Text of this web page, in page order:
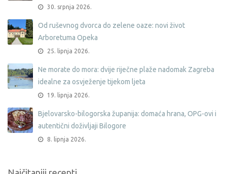
30. srpnja 2026.
Od ruševnog dvorca do zelene oaze: novi život
Arboretuma Opeka
25. lipnja 2026.
Ne morate do mora: dvije riječne plaže nadomak Zagreba
idealne za osvježenje tijekom ljeta
19. lipnja 2026.
Bjelovarsko-bilogorska županija: domaća hrana, OPG-ovi i
autentični doživljaji Bilogore
8. lipnja 2026.